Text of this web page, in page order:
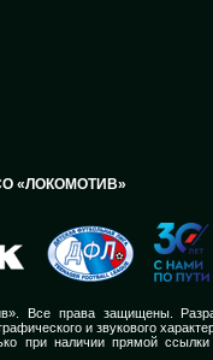
«ЛОКОМОТИВ»
Все права защищены.
и звукового
при наличии прямой